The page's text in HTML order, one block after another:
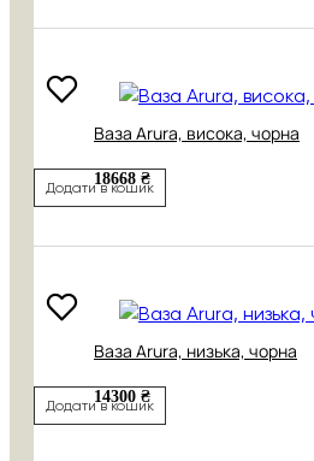
Ваза Arura, висока, чорна
18668 ₴
Додати в кошик
Ваза Arura, низька, чорна
14300 ₴
Додати в кошик